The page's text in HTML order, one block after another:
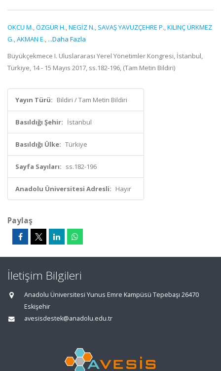
OKCU M.,ÖZGÜR H.,NEGİZ N., SAVAŞ YAVUZÇEHRE P.,KILINÇ ÜRKMEZ
G.,AKMAN E., ...Daha Fazla
Büyükçekmece I. Uluslararası Yerel Yönetimler Kongresi, İstanbul,
Türkiye, 14 - 15 Mayıs 2017, ss.182-196, (Tam Metin Bildiri)
Yayın Türü: Bildiri / Tam Metin Bildiri
Basıldığı Şehir: İstanbul
Basıldığı Ülke: Türkiye
Sayfa Sayıları: ss.182-196
Anadolu Üniversitesi Adresli: Hayır
Paylaş
İletişim Bilgileri
Anadolu Üniversitesi Yunus Emre Kampüsü Tepebaşı 26470
Eskişehir
avesisdestek@anadolu.edu.tr